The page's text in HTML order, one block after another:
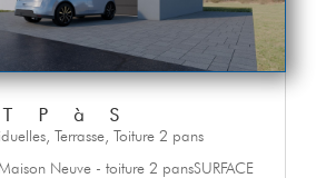
P à S
, Terrasse, Toiture 2 pans
Neuve - toiture 2 pansSURFACE